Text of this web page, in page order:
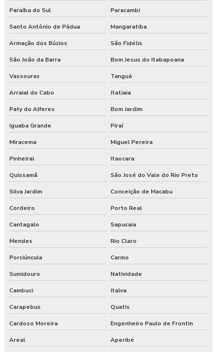
Curso nr 31
Curso segurança do trabalho
Empresa de consultoria em saúde e segurança do trabalho
Empresa de consultoria segurança do trabalho
Empresa de consultoria técnico de segurança do trabalho
Empresa especializada em segurança do trabalho
Empresa de exame demissional
Empresa de higiene ocupacional
Empresa de medicina no trabalho
Empresa prestadora de serviços de segurança do trabalho
Empresa que faz exame admissional
Empresa que faz pgr
Empresa de saúde e segurança do trabalho
Empresa de segurança do trabalho
Empresa de treinamento segurança do trabalho
Paraíba do Sul Paracambi
Santo Antônio de Pádua Mangaratiba
Armação dos Búzios São Fidélis
São João da Barra Bom Jesus do Itabapoana
Vassouras Tanguá
Arraial do Cabo Itatiaia
Paty do Alferes Bom Jardim
Iguaba Grande Piraí
Miracema Miguel Pereira
Pinheiral Itaocara
Quissamã São José do Vale do Rio Preto
Silva Jardim Conceição de Macabu
Cordeiro Porto Real
Cantagalo Sapucaia
Mendes Rio Claro
Porciúncula Carmo
Sumidouro Natividade
Cambuci Italva
Carapebus Quatis
Cardoso Moreira Engenheiro Paulo de Frontin
Areal Aperibé